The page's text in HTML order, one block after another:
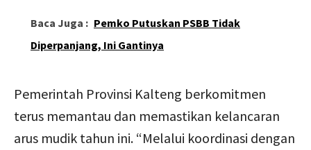
Baca Juga : Pemko Putuskan PSBB Tidak
Diperpanjang, Ini Gantinya
Pemerintah Provinsi Kalteng berkomitmen
terus memantau dan memastikan kelancaran
arus mudik tahun ini. “Melalui koordinasi dengan